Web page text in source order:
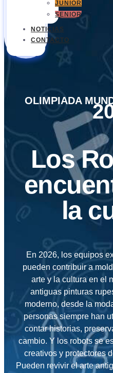
JUNIOR
SENIOR
NOTICIAS
CONTACTO
OLIMPIADA
Los
la
En 2026, los equipos
pueden contribuir a
arte y la cultura en el
antiguas pinturas
moderno, desde la
personas siempre han
contar historias,
cambio. Y los robots se
creativos y protectores
Pueden revivir el arte